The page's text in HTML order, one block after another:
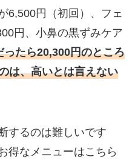
6,500円（初回）、フェ
円、小鼻の黒ずみケア
ったら20,300円のところ
は、高いとは言えない
するのは難しいです
得なメニューはこちら